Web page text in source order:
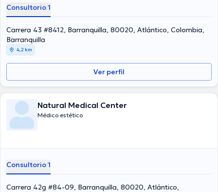
Consultorio 1
Carrera 43 #8412, Barranquilla, 80020, Atlántico, Colombia,
Barranquilla
4,2 km
Ver perfil
Natural Medical Center
Médico estético
Consultorio 1
Carrera 42g #84-09, Barranquilla, 80020, Atlántico,